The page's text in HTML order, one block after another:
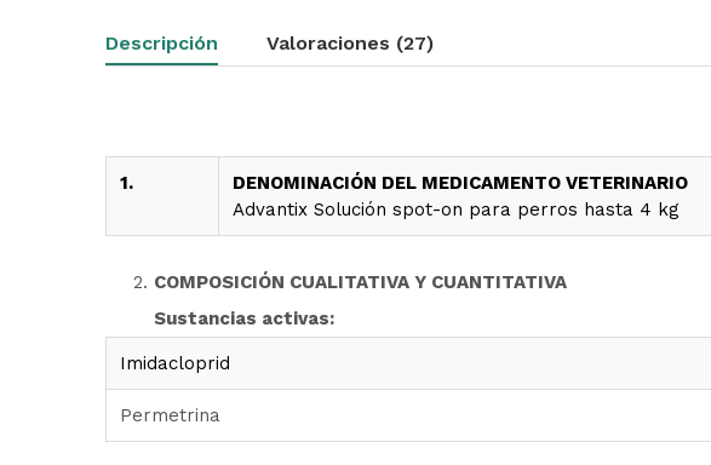
Descripción Valoraciones (27)
1.
DENOMINACIÓN DEL MEDICAMENTO VETERINARIO
Advantix Solución spot-on para perros hasta 4 kg
COMPOSICIÓN CUALITATIVA Y CUANTITATIVA
Sustancias activas:
Imidacloprid
Permetrina